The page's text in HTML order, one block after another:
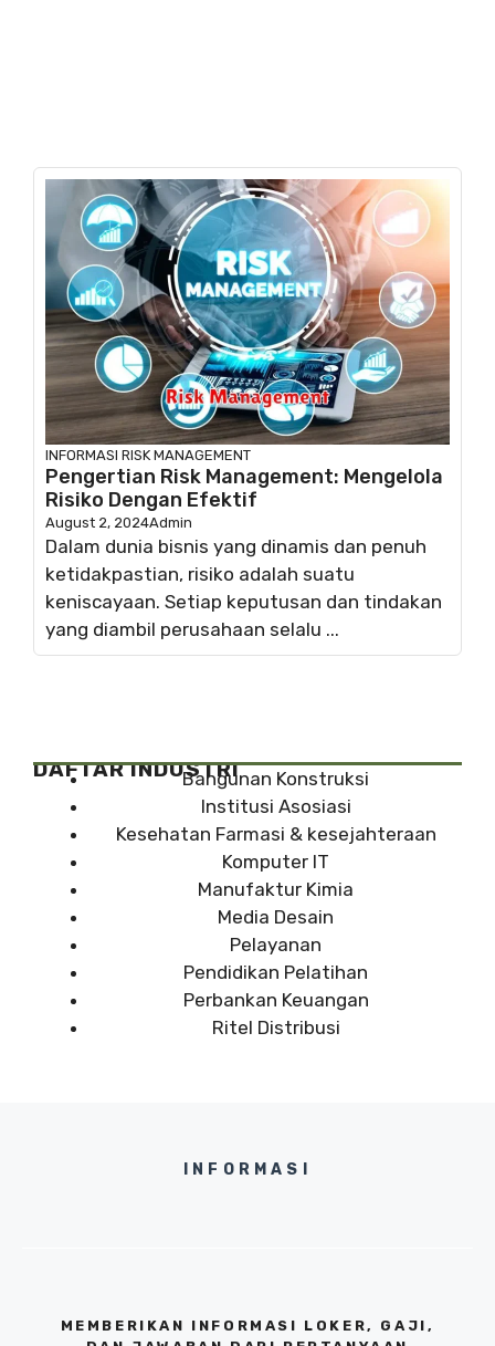
INFORMASI RISK MANAGEMENT
Pengertian Risk Management: Mengelola
Risiko Dengan Efektif
August 2, 2024Admin
Dalam dunia bisnis yang dinamis dan penuh
ketidakpastian, risiko adalah suatu
keniscayaan. Setiap keputusan dan tindakan
yang diambil perusahaan selalu ...
DAFTAR INDUSTRIBangunan Konstruksi
Institusi Asosiasi
Kesehatan Farmasi & kesejahteraan
Komputer IT
Manufaktur Kimia
Media Desain
Pelayanan
Pendidikan Pelatihan
Perbankan Keuangan
Ritel Distribusi
INFORMASI
MEMBERIKAN INFORMASI LOKER, GAJI,